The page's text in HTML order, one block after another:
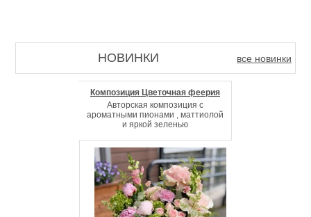
все новинки
НОВИНКИ
Композиция Цветочная феерия
Авторская композиция с
ароматными пионами , маттиолой
и яркой зеленью